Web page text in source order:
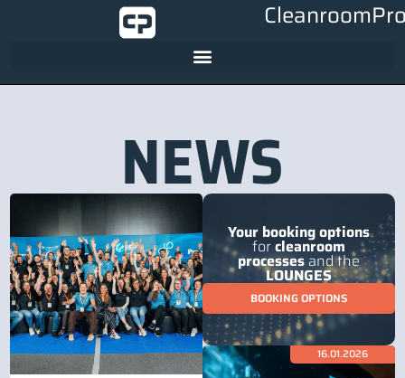
NEWS
Your booking options
forcleanroom
processesand the
LOUNGES
BOOKING OPTIONS
16.01.2026